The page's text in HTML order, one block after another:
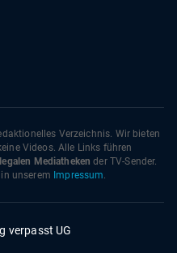
Verzeichnis. Wir bieten
Videos. Alle Links führen
Mediatheken der TV-Sender.
unserem Impressum.
verpasst UG